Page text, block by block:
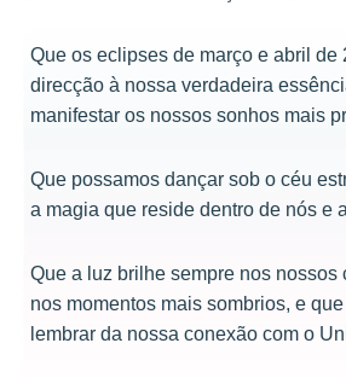
Que os eclipses de março e abril de
direcção à nossa verdadeira
manifestar os nossos sonhos mais
Que possamos dançar sob o céu
a magia que reside dentro de nós e
Que a luz brilhe sempre nos nossos
nos momentos mais sombrios, e
lembrar da nossa conexão com o